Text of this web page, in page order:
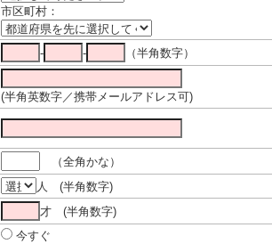
市区町村：
- -
（半角数字）
(半角英数字／携帯メールアドレス可)
（全角かな）
人 (半角数字)
才 (半角数字)
今すぐ